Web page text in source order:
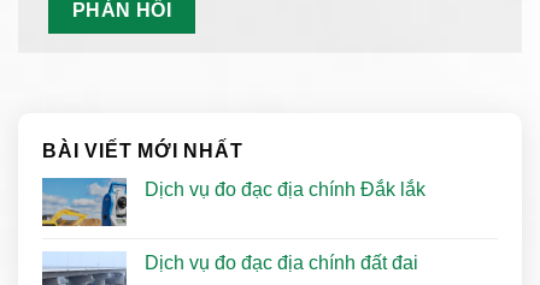
BÀI VIẾT MỚI NHẤT
Dịch vụ đo đạc địa chính Đắk lắk
Dịch vụ đo đạc địa chính đất đai